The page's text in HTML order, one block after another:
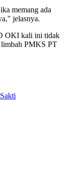
memang ada
jelasnya.
OKI kali ini tidak
limbah PMKS PT